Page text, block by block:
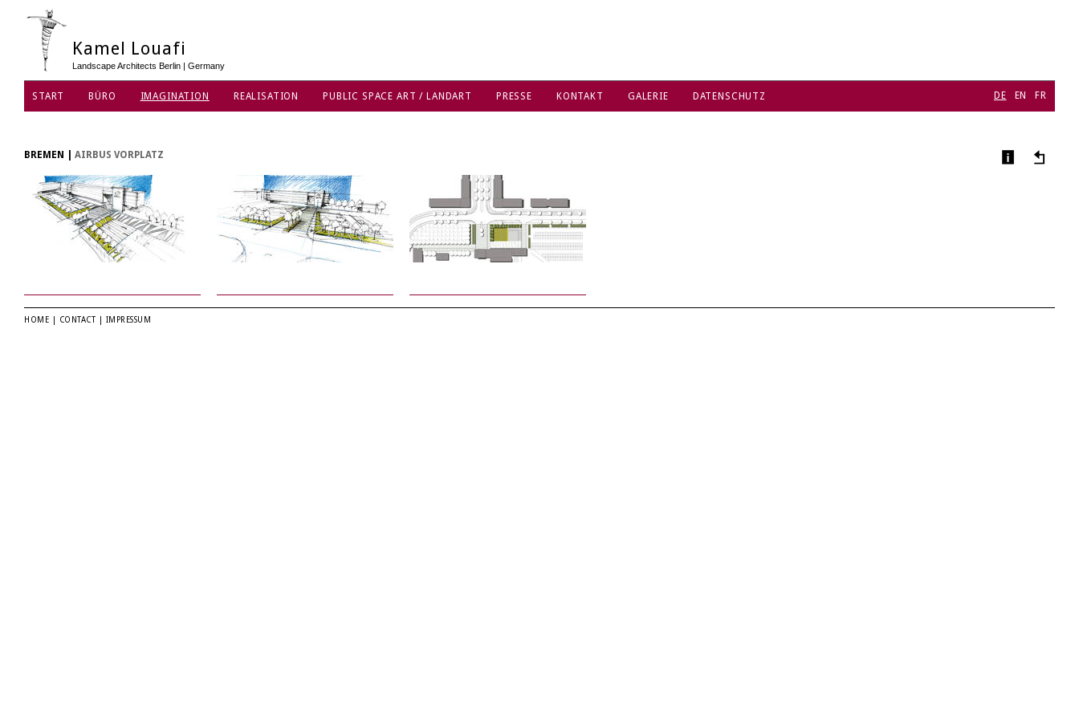
Kamel Louafi
Landscape Architects Berlin | Germany
START BÜRO IMAGINATION REALISATION PUBLIC SPACE ART / LANDART PRESSE KONTAKT GALERIE DATENSCHUTZ DE EN FR
BREMEN AIRBUS VORPLATZ
HOME CONTACT IMPRESSUM